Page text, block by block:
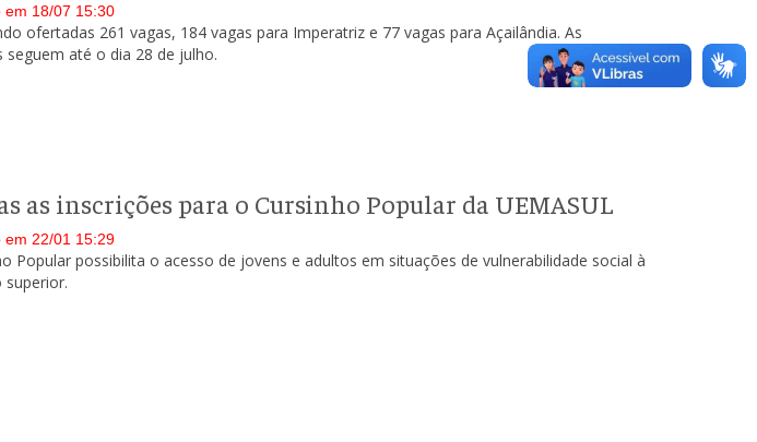
em 18/07 15:30
ofertadas 261 vagas, 184 vagas para Imperatriz e 77 vagas para Açailândia. As
seguem até o dia 28 de julho.
as inscrições para o Cursinho Popular da UEMASUL
em 22/01 15:29
Popular possibilita o acesso de jovens e adultos em situações de vulnerabilidade social à
superior.